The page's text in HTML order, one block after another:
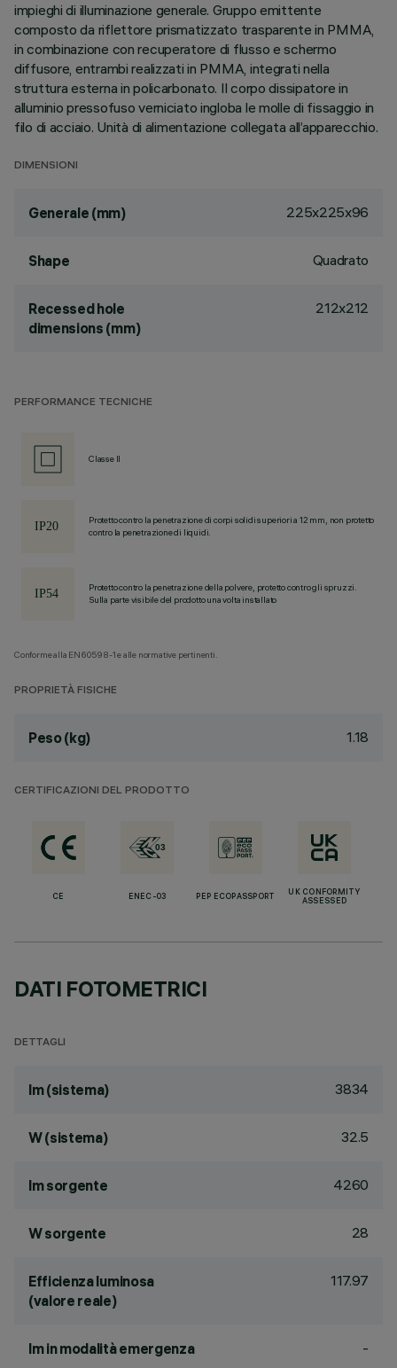
impieghi di illuminazione generale. Gruppo emittente
composto da riflettore prismatizzato trasparente in PMMA,
in combinazione con recuperatore di flusso e schermo
diffusore, entrambi realizzati in PMMA, integrati nella
struttura esterna in policarbonato. Il corpo dissipatore in
alluminio pressofuso verniciato ingloba le molle di fissaggio in
filo di acciaio. Unità di alimentazione collegata all’apparecchio.
DIMENSIONI
Generale (mm) 225x225x96
Shape Quadrato
Recessed hole
dimensions (mm)
212x212
PERFORMANCE TECNICHE
Classe II
Protetto contro la penetrazione di corpi solidi superiori a 12 mm, non protetto
contro la penetrazione di liquidi.
Protetto contro la penetrazione della polvere, protetto contro gli spruzzi.
Sulla parte visibile del prodotto una volta installato
Conforme alla EN60598-1 e alle normative pertinenti.
PROPRIETÀ FISICHE
Peso (kg) 1.18
CERTIFICAZIONI DEL PRODOTTO
CE ENEC-03 PEP ECOPASSPORT
UK CONFORMITY
ASSESSED
DATI FOTOMETRICI
DETTAGLI
lm (sistema) 3834
W (sistema) 32.5
lm sorgente 4260
W sorgente 28
Efficienza luminosa
(valore reale)
117.97
lm in modalità emergenza -